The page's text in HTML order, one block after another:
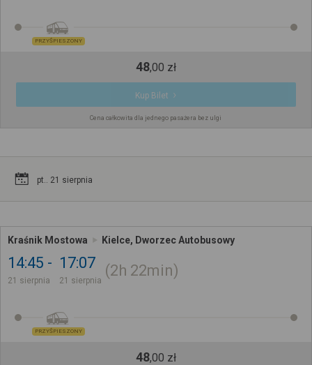
PRZYŚPIESZONY
48,00 zł
Kup Bilet
Cena całkowita dla jednego pasażera bez ulgi
pt.. 21 sierpnia
Kraśnik Mostowa Kielce, Dworzec Autobusowy
14:45
21 sierpnia
17:07
21 sierpnia
2h 22min
PRZYŚPIESZONY
48,00 zł